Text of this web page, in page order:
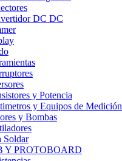
DC DC
y Potencia
y Equipos de Medición
y Bombas
Soldar
Y PROTOBOARD